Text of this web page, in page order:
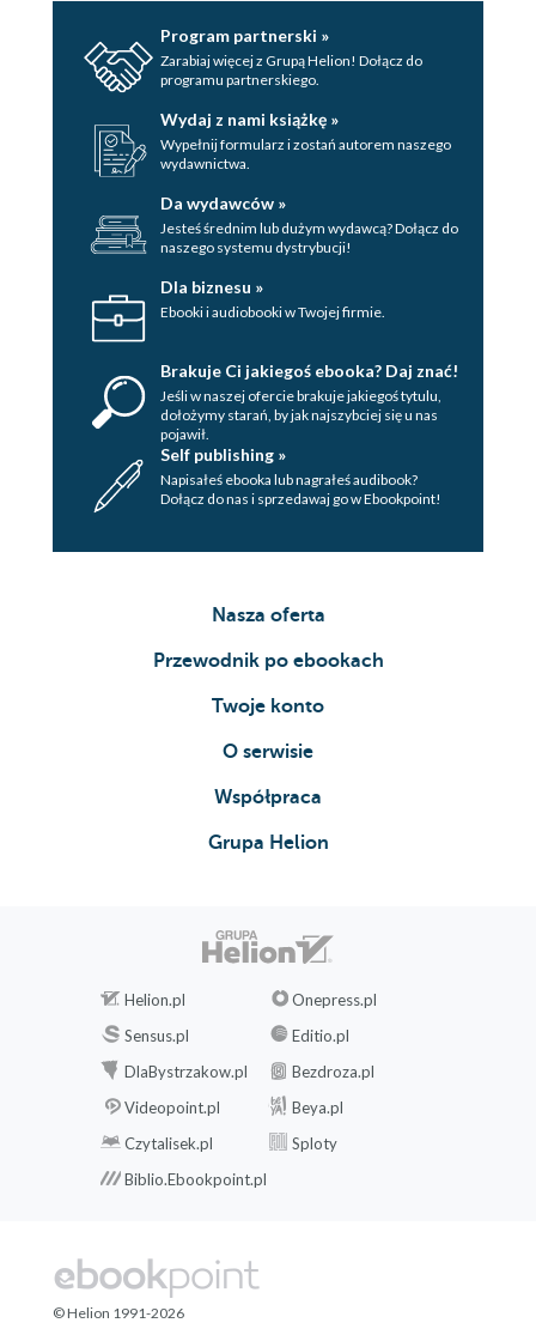
Program partnerski »
Zarabiaj więcej z Grupą Helion! Dołącz do
programu partnerskiego.
Wydaj z nami książkę »
Wypełnij formularz i zostań autorem naszego
wydawnictwa.
Da wydawców »
Jesteś średnim lub dużym wydawcą? Dołącz do
naszego systemu dystrybucji!
Dla biznesu »
Ebooki i audiobooki w Twojej firmie.
Brakuje Ci jakiegoś ebooka? Daj znać!
Jeśli w naszej ofercie brakuje jakiegoś tytulu,
dołożymy starań, by jak najszybciej się u nas
pojawił.
Self publishing »
Napisałeś ebooka lub nagrałeś audibook?
Dołącz do nas i sprzedawaj go w Ebookpoint!
Nasza oferta
Przewodnik po ebookach
Twoje konto
O serwisie
Współpraca
Grupa Helion
Helion.pl
Onepress.pl
Sensus.pl
Editio.pl
DlaBystrzakow.pl
Bezdroza.pl
Videopoint.pl
Beya.pl
Czytalisek.pl
Sploty
Biblio.Ebookpoint.pl
© Helion 1991-2026